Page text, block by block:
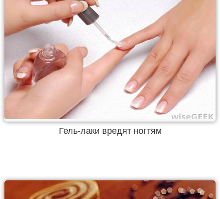
Гель-лаки вредят ногтям